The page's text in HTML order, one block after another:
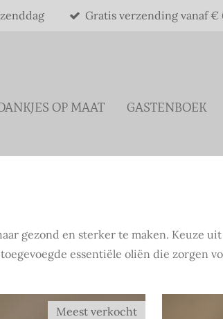
Gratis verzending vanaf €
OP MAAT GASTENBOEK
gezond en sterker te maken. Keuze
essentiële oliën die zorgen
Meest verkocht